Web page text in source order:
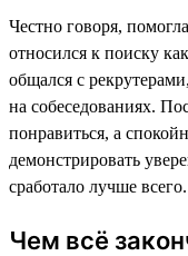
Честно говоря,
относился к поиску
общался с
на собеседованиях.
понравиться, а
демонстрировать
сработало лучше всего.
Чем всё